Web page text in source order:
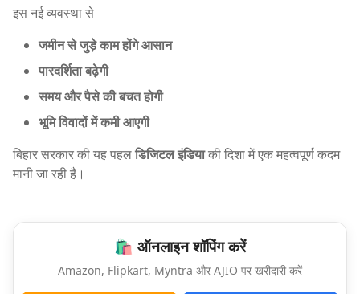
इस नई व्यवस्था से
जमीन से जुड़े काम होंगे आसान
पारदर्शिता बढ़ेगी
समय और पैसे की बचत होगी
भूमि विवादों में कमी आएगी
बिहार सरकार की यह पहलडिजिटल इंडियाकी दिशा में एक महत्वपूर्ण कदम
मानी जा रही है।
🛍️ ऑनलाइन शॉपिंग करें
Amazon, Flipkart, Myntra और AJIO पर खरीदारी करें